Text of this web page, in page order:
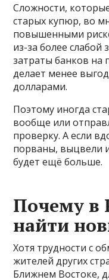
Сложности,
старых купюр, во
повышенными
из-за более
затраты банков на
делает менее
долларами.
Поэтому иногда
вообще или
проверку. А если
порваны, выцвели
будет ещё больше.
Почему в
найти
Хотя трудности с
жителей других
Ближнем Востоке,